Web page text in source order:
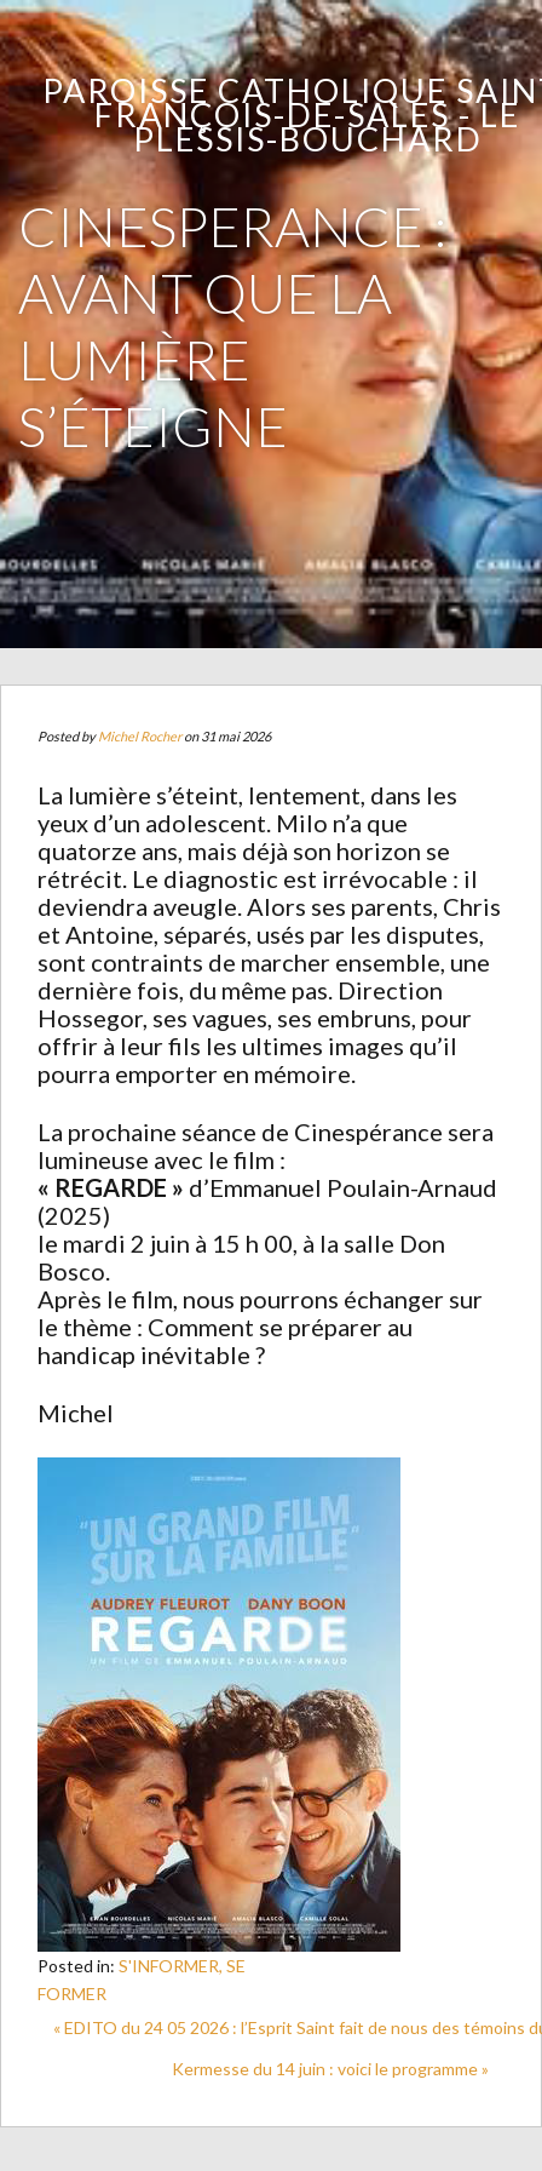
PAROISSE CATHOLIQUE
FRANÇOIS-DE-SALES - LE
PLESSIS-BOUCHARD
CINESPERANCE :
AVANT QUE LA
LUMIÈRE
S’ÉTEIGNE
Posted byMichel Rocheron 31 mai 2026
La lumière s’éteint, lentement, dans les
yeux d’un adolescent. Milo n’a que
quatorze ans, mais déjà son horizon se
rétrécit. Le diagnostic est irrévocable : il
deviendra aveugle. Alors ses parents, Chris
et Antoine, séparés, usés par les disputes,
sont contraints de marcher ensemble, une
dernière fois, du même pas. Direction
Hossegor, ses vagues, ses embruns, pour
offrir à leur fils les ultimes images qu’il
pourra emporter en mémoire.
La prochaine séance de Cinespérance sera
lumineuse avec le film :
« REGARDE » d’Emmanuel Poulain-Arnaud
(2025)
le mardi 2 juin à 15 h 00, à la salle Don
Bosco.
Après le film, nous pourrons échanger sur
le thème : Comment se préparer au
handicap inévitable ?
Michel
Posted in: S'INFORMER, SE
FORMER
« EDITO du 24 05 2026 : l’Esprit Saint fait de nous des témoins
Kermesse du 14 juin : voici le programme »